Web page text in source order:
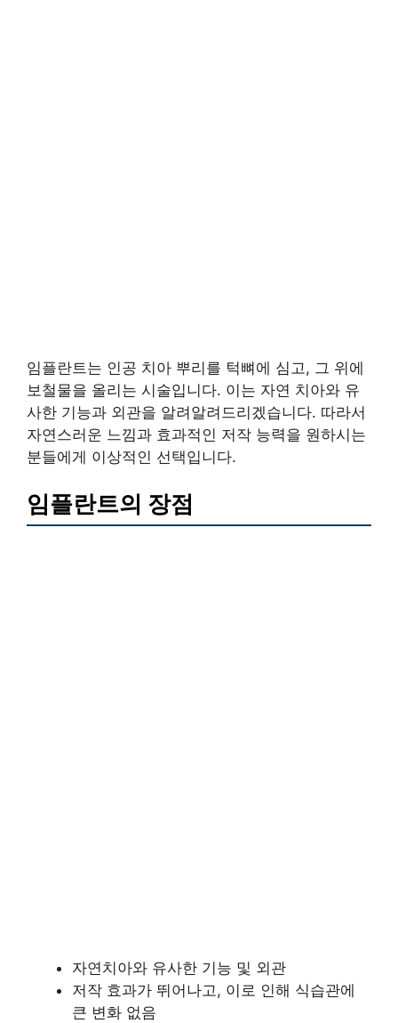
임플란트는 인공 치아 뿌리를 턱뼈에 심고, 그 위에
보철물을 올리는 시술입니다. 이는 자연 치아와 유
사한 기능과 외관을 알려알려드리겠습니다. 따라서
자연스러운 느낌과 효과적인 저작 능력을 원하시는
분들에게 이상적인 선택입니다.
임플란트의 장점
자연치아와 유사한 기능 및 외관
저작 효과가 뛰어나고, 이로 인해 식습관에
큰 변화 없음